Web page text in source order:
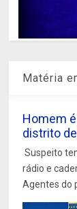
Matéria
Homem
distrito
Suspeito
rádio e
Agentes do